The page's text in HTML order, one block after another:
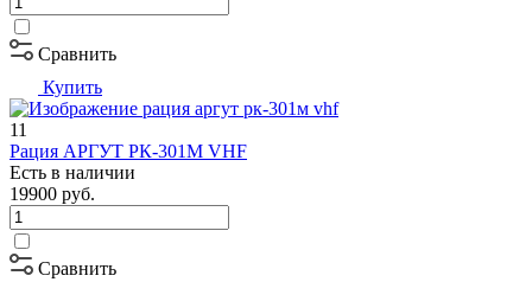
Сравнить
Купить
11
Рация АРГУТ РК-301М VHF
Есть в наличии
19900 руб.
Сравнить